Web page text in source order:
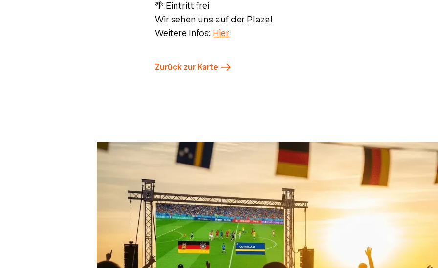
🌴 Eintritt frei
Wir sehen uns auf der Plaza!
Weitere Infos: Hier
Zurück zur Karte